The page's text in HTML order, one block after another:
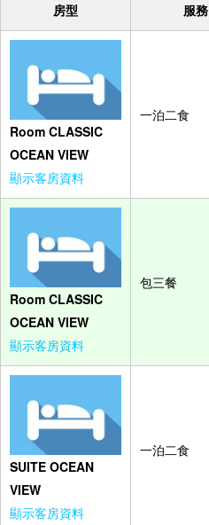
房型 服務
Room CLASSIC
OCEAN VIEW
顯示客房資料
一泊二食
Room CLASSIC
OCEAN VIEW
顯示客房資料
包三餐
SUITE OCEAN
VIEW
顯示客房資料
一泊二食